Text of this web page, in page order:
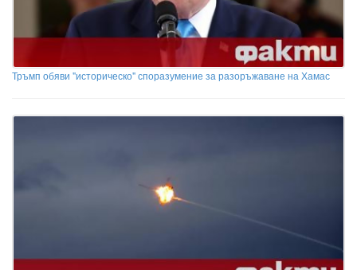
Тръмп обяви "историческо" споразумение за разоръжаване на Хамас